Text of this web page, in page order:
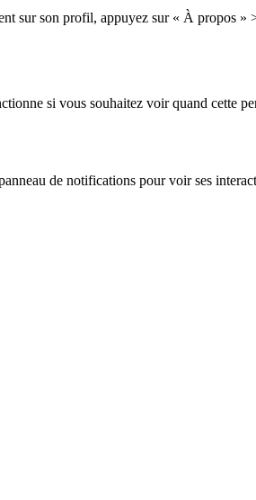
sur son profil, appuyez sur « À propos
si vous souhaitez voir quand cette
de notifications pour voir ses